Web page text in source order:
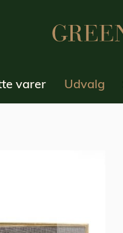
varer Udvalg